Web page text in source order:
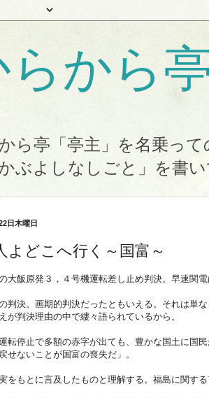
らから
ら亭「亭主」を名乗っ
ぶよしなしごと」を書い
日木曜日
よどこへ行く～国富～
大飯原発３，４号機運転差し止め判決。早速関
判決。画期的判決だったともいえる。それは単
が判決理由の中で縷々語られているから。
運転停止で多額の赤字が出ても、豊かな国土に国
せないことが国富の喪失だ」。
をもとに言及したものと理解する。福島に関する